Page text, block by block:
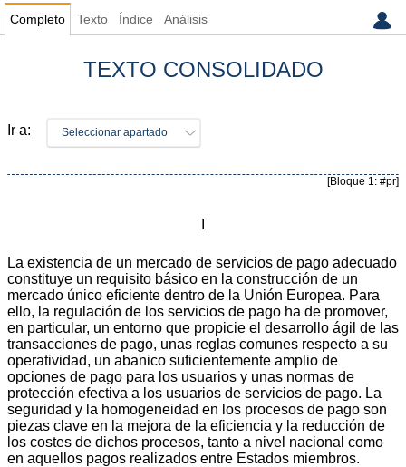
Completo Texto Índice Análisis
TEXTO CONSOLIDADO
Ir a: Seleccionar apartado
[Bloque 1: #pr]
La existencia de un mercado de servicios de pago adecuado
constituye un requisito básico en la construcción de un
mercado único eficiente dentro de la Unión Europea. Para
ello, la regulación de los servicios de pago ha de promover,
en particular, un entorno que propicie el desarrollo ágil de las
transacciones de pago, unas reglas comunes respecto a su
operatividad, un abanico suficientemente amplio de
opciones de pago para los usuarios y unas normas de
protección efectiva a los usuarios de servicios de pago. La
seguridad y la homogeneidad en los procesos de pago son
piezas clave en la mejora de la eficiencia y la reducción de
los costes de dichos procesos, tanto a nivel nacional como
en aquellos pagos realizados entre Estados miembros.